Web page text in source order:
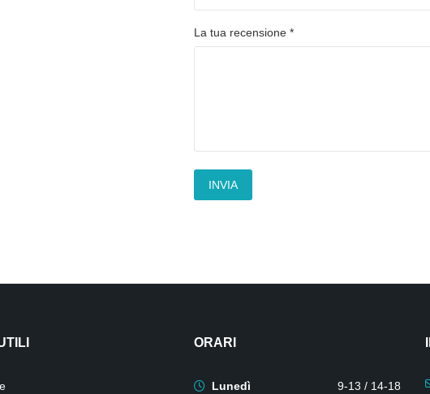
La tua recensione *
ORARI
Lunedì 9-13 / 14-18